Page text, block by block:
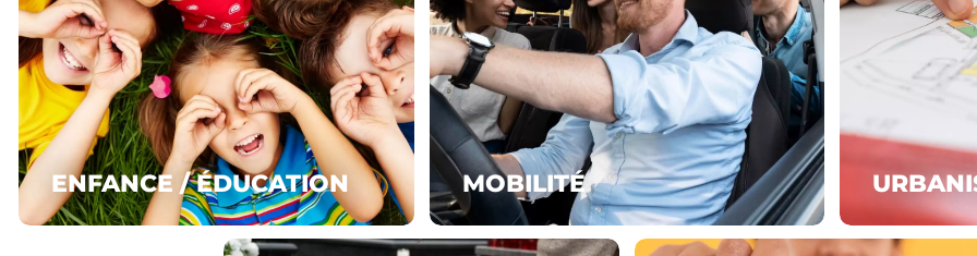
ENFANCE / ÉDUCATION MOBILITÉ